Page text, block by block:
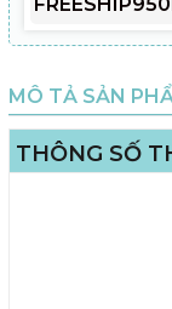
MÔ TẢ SẢN
THÔNG SỐ